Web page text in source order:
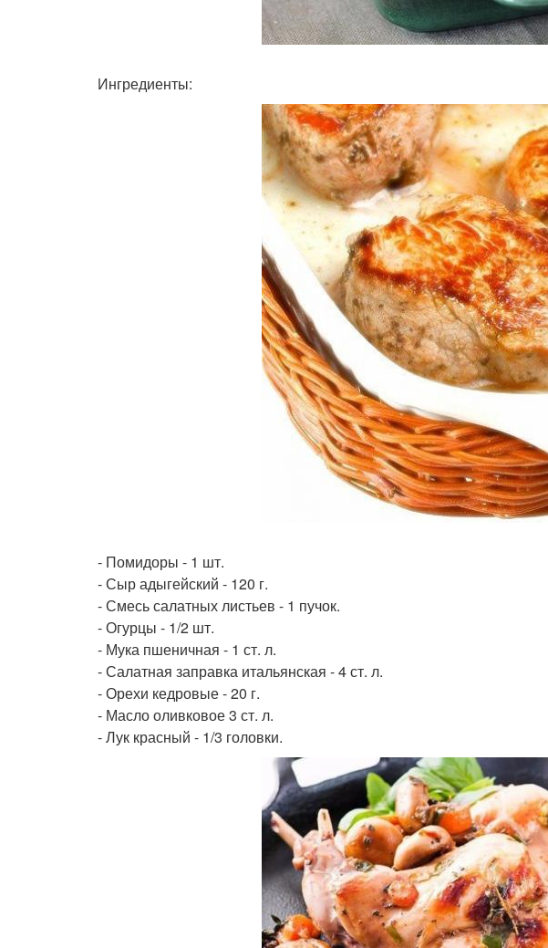
Ингредиенты:
- Помидоры - 1 шт.
- Сыр адыгейский - 120 г.
- Смесь салатных листьев - 1 пучок.
- Огурцы - 1/2 шт.
- Мука пшеничная - 1 ст. л.
- Салатная заправка итальянская - 4 ст. л.
- Орехи кедровые - 20 г.
- Масло оливковое 3 ст. л.
- Лук красный - 1/3 головки.